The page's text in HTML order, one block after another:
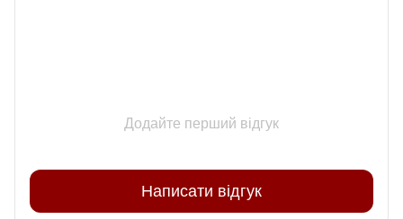
Додайте перший відгук
Написати відгук